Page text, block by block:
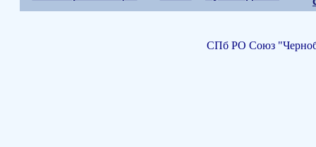
СПб РО Союз